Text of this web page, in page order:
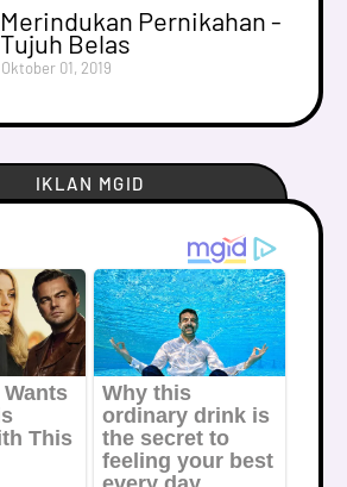
Merindukan Pernikahan -
Tujuh Belas
Oktober 01, 2019
IKLAN MGID